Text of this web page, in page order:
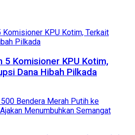
5 Komisioner KPU Kotim,
Dana Hibah Pilkada